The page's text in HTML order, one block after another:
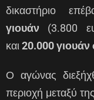
δικαστήριο
γιουάν (3.800
και 20.000
Ο αγώνας
περιοχή μεταξύ